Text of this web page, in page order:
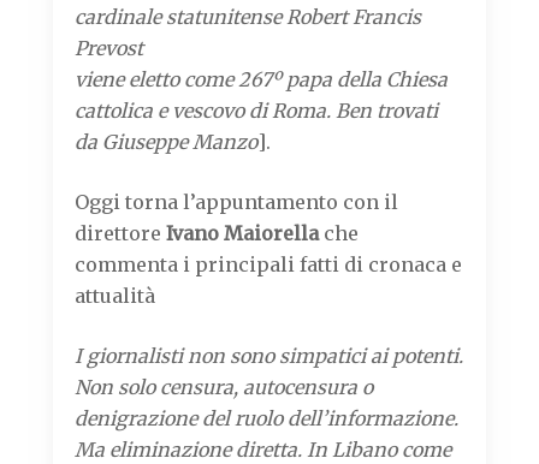
cardinale statunitense Robert Francis
Prevost
viene eletto come 267º papa della Chiesa
cattolica e vescovo di Roma. Ben trovati
da Giuseppe Manzo].
Oggi torna l’appuntamento con il
direttore Ivano Maiorellache
commenta i principali fatti di cronaca e
attualità
I giornalisti non sono simpatici ai potenti.
Non solo censura, autocensura o
denigrazione del ruolo dell’informazione.
Ma eliminazione diretta. In Libano come